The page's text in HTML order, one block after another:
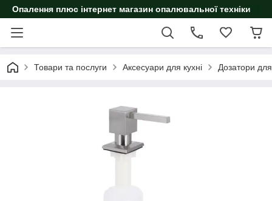
Опалення плюс інтернет магазин опалювальної техніки
Товари та послуги Аксесуари для кухні Дозатори